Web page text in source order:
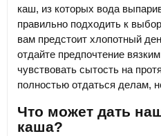
каш, из которых вода
правильно подходить к
вам предстоит хлопотный
отдайте предпочтение
чувствовать сытость на
полностью отдаться делам,
Что может дать
каша?